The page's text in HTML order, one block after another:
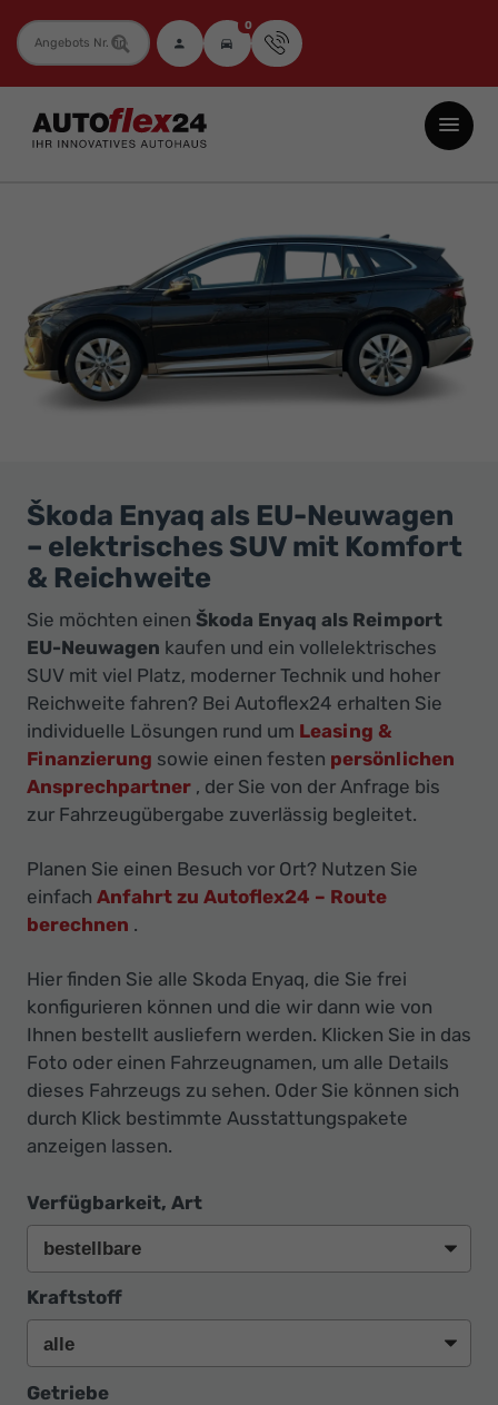
Fahrzeugnummer 0
Autoflex24
GmbH
Jahreswagen
und
Gebrauchtwagen
zu
Top-
Ihr
Innovatives
Autohaus
Škoda Enyaq als EU-Neuwagen
– elektrisches SUV mit Komfort
& Reichweite
Sie möchten einen Škoda Enyaq als Reimport
EU-Neuwagen kaufen und ein vollelektrisches
SUV mit viel Platz, moderner Technik und hoher
Reichweite fahren? Bei Autoflex24 erhalten Sie
individuelle Lösungen rund um Leasing &
Finanzierung sowie einen festen persönlichen
Ansprechpartner , der Sie von der Anfrage bis
zur Fahrzeugübergabe zuverlässig begleitet.
Planen Sie einen Besuch vor Ort? Nutzen Sie
einfach Anfahrt zu Autoflex24 – Route
berechnen .
Hier finden Sie alle Skoda Enyaq, die Sie frei
konfigurieren können und die wir dann wie von
Ihnen bestellt ausliefern werden. Klicken Sie in das
Foto oder einen Fahrzeugnamen, um alle Details
dieses Fahrzeugs zu sehen. Oder Sie können sich
durch Klick bestimmte Ausstattungspakete
anzeigen lassen.
Verfügbarkeit, Art
Kraftstoff
Getriebe